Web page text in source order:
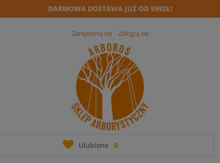
DARMOWA DOSTAWA JUŻ OD 599ZŁ!
Zarejestruj się Zaloguj się
Ulubione 0